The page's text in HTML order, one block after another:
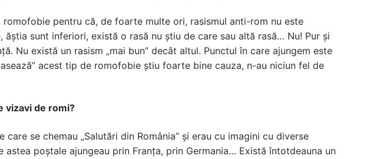
pentru că, de foarte multe ori, rasismul anti-rom nu este
sunt inferiori, există o rasă nu știu de care sau altă rasă… Nu! Pur și
Nu există un rasism „mai bun” decât altul. Punctul în care ajungem este
acest tip de romofobie știu foarte bine cauza, n-au niciun fel de
vizavi de romi?
se chemau „Salutări din România” și erau cu imagini cu diverse
poștale ajungeau prin Franța, prin Germania… Există întotdeauna un